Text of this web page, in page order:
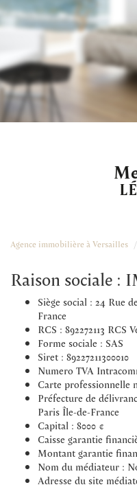
Agence immobilière à Versailles
Raison sociale :
Siège social : 24 Rue
France
RCS : 892272113 RCS
Forme sociale : SAS
Siret : 89227211300010
Numero TVA
Carte professionnelle
Préfecture de
Paris Île-de-France
Capital : 8000 €
Caisse garantie
Montant garantie
Nom du médiateur :
Adresse du site